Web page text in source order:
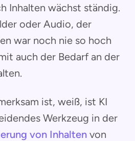
Inhalten wächst ständig.
oder Audio, der
war noch nie so hoch
auch der Bedarf an der
ist, weiß, ist KI
Werkzeug in der
von Inhalten von